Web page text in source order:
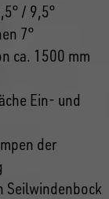
/ 9,5°
7°
ca. 1500 mm
Ein- und
der
Seilwindenbock